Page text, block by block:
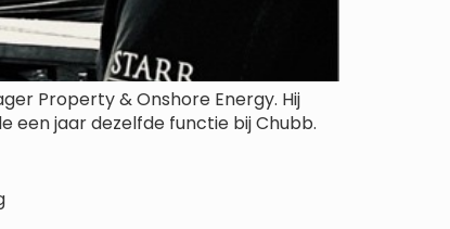
Property & Onshore Energy. Hij
een jaar dezelfde functie bij Chubb.